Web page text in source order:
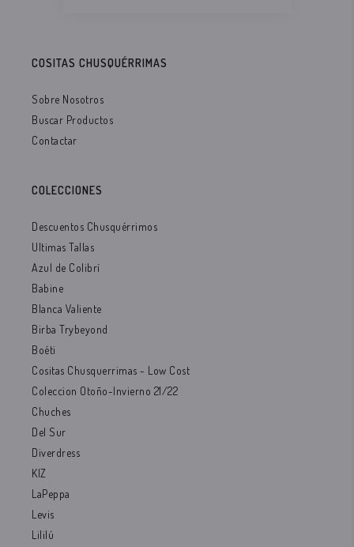
COSITAS CHUSQUÉRRIMAS
Sobre Nosotros
Buscar Productos
Contactar
COLECCIONES
Descuentos Chusquérrimos
Ultimas Tallas
Azul de Colibrí
Babine
Blanca Valiente
Birba Trybeyond
Boéti
Cositas Chusquerrimas - Low Cost
Coleccion Otoño-Invierno 21/22
Chuches
Del Sur
Diverdress
KIZ
LaPeppa
Levis
Lililú